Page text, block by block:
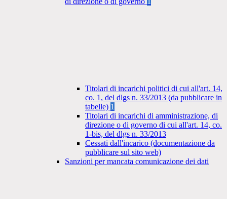
Titolari di incarichi politici di cui all'art. 14,
co. 1, del dlgs n. 33/2013 (da pubblicare in
tabelle) 1
Titolari di incarichi di amministrazione, di
direzione o di governo di cui all'art. 14, co.
1-bis, del dlgs n. 33/2013
Cessati dall'incarico (documentazione da
pubblicare sul sito web)
Sanzioni per mancata comunicazione dei dati